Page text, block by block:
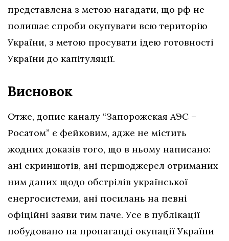
представлена з метою нагадати, що рф не
полишає спроби окупувати всю територію
України, з метою просувати ідею готовності
України до капітуляції.
Висновок
Отже, допис каналу “Запорожская АЭС –
Росатом” є фейковим, адже не містить
жодних доказів того, що в ньому написано:
ані скриншотів, ані першоджерел отриманих
ним даних щодо обстрілів української
енергосистеми, ані посилань на певні
офіційні заяви тим паче. Усе в публікації
побудовано на пропаганді окупації України